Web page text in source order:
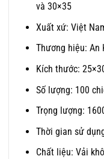
và 30×35
Xuất xứ: Việt
Thương hiệu: An
Kích thước:
Số lượng: 100
Trọng lượng:
Thời gian sử
Chất liệu: Vải